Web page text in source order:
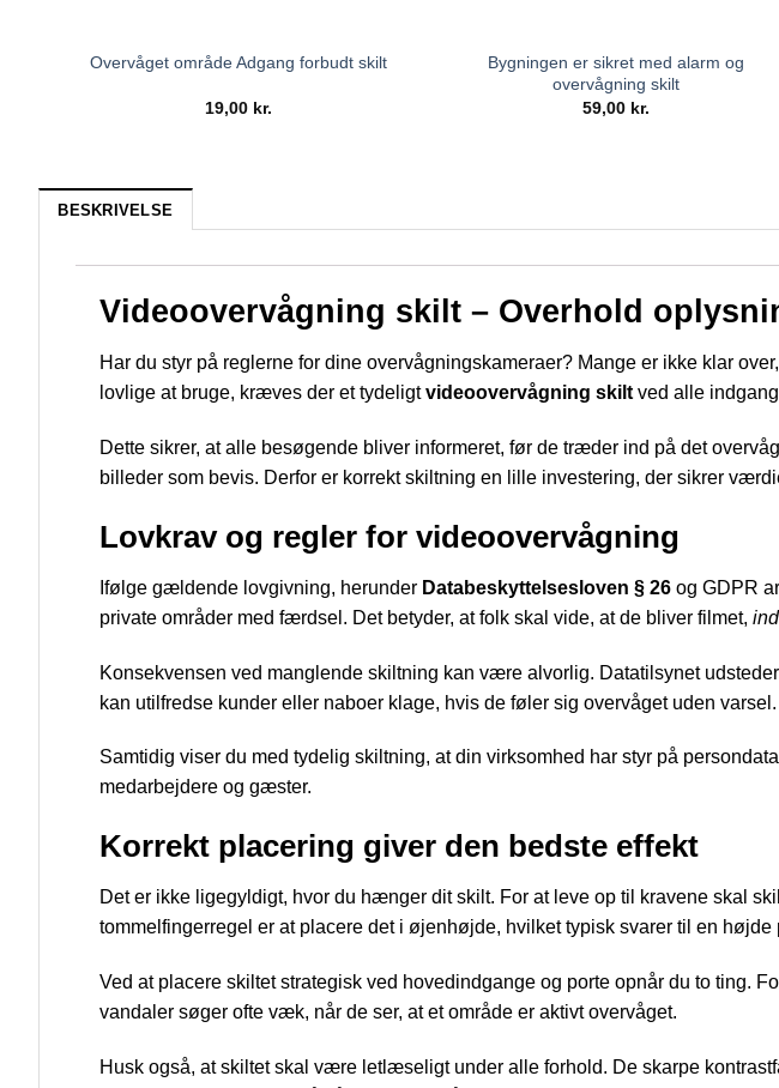
Overvåget område Adgang forbudt skilt
19,00 kr.
Bygningen er sikret med alarm og
overvågning skilt
59,00 kr.
BESKRIVELSE
Videoovervågning skilt – Overhold
Har du styr på reglerne for dine overvågningskameraer? Mange er ikke klar
lovlige at bruge, kræves der et tydeligtvideoovervågning skilt ved alle
Dette sikrer, at alle besøgende bliver informeret, før de træder ind på det
billeder som bevis. Derfor er korrekt skiltning en lille investering, der sikrer
Lovkrav og regler for videoovervågning
Ifølge gældende lovgivning, herunder Databeskyttelsesloven § 26 og GDPR
private områder med færdsel. Det betyder, at folk skal vide, at de bliver filmet,
Konsekvensen ved manglende skiltning kan være alvorlig. Datatilsynet
kan utilfredse kunder eller naboer klage, hvis de føler sig overvåget uden
Samtidig viser du med tydelig skiltning, at din virksomhed har styr på
medarbejdere og gæster.
Korrekt placering giver den bedste effekt
Det er ikke ligegyldigt, hvor du hænger dit skilt. For at leve op til kravene skal
tommelfingerregel er at placere det i øjenhøjde, hvilket typisk svarer til en højde
Ved at placere skiltet strategisk ved hovedindgange og porte opnår du to ting.
vandaler søger ofte væk, når de ser, at et område er aktivt overvåget.
Husk også, at skiltet skal være letlæseligt under alle forhold. De skarpe